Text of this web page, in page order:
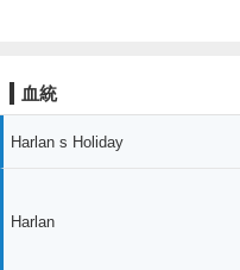
血統
Harlan s Holiday
Harlan